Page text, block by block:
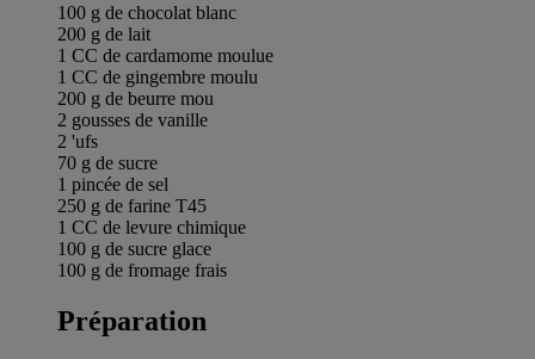
100 g de chocolat blanc
200 g de lait
1 CC de cardamome moulue
1 CC de gingembre moulu
200 g de beurre mou
2 gousses de vanille
2 'ufs
70 g de sucre
1 pincée de sel
250 g de farine T45
1 CC de levure chimique
100 g de sucre glace
100 g de fromage frais
Préparation